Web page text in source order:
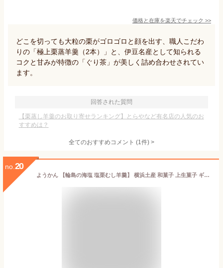
価格と在庫を楽天でチェック >>
どこを切っても大粒の栗がゴロゴロと顔を出す、職人こだわ
りの「極上栗蒸羊羹（2本）」と、伊豆名産として知られる
コクと甘みが特徴の「ぐり茶」が美しく詰め合わせされてい
ます。
回答された質問
【栗蒸し羊羹のお取り寄せランキング】とらやなど有名店の人気のお
すすめは？
全てのおすすめコメント (1件) >
no. 20
ようかん 【輪島の海塩 塩栗むし羊羹】 横浜土産 和菓子 上生菓子 ギフト 【送料無料】